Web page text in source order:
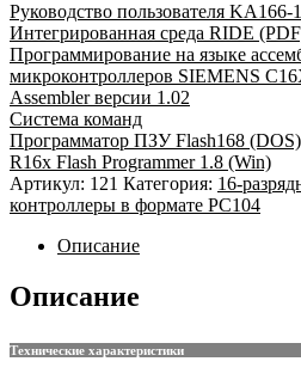
Руководство пользователя KA166-
Интегрированная среда RIDE
Программирование на языке
микроконтроллеров SIEMENS
Assembler версии 1.02
Система команд
Программатор ПЗУ Flash168 (DOS)
R16x Flash Programmer 1.8 (Win)
Артикул: 121 Категория: 16-
контроллеры в формате PC104
Описание
Описание
Технические характеристики